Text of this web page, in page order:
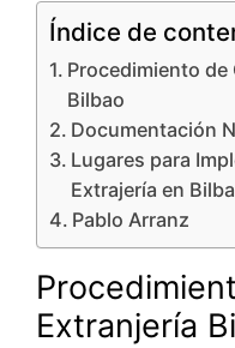
Índice de
Procedimiento de
Bilbao
Documentación
Lugares para
Extrajería en
Pablo Arranz
Extranjería